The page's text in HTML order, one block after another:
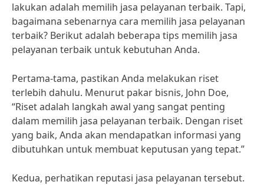
lakukan adalah memilih jasa pelayanan terbaik. Tapi,
bagaimana sebenarnya cara memilih jasa pelayanan
terbaik? Berikut adalah beberapa tips memilih jasa
pelayanan terbaik untuk kebutuhan Anda.
Pertama-tama, pastikan Anda melakukan riset
terlebih dahulu. Menurut pakar bisnis, John Doe,
“Riset adalah langkah awal yang sangat penting
dalam memilih jasa pelayanan terbaik. Dengan riset
yang baik, Anda akan mendapatkan informasi yang
dibutuhkan untuk membuat keputusan yang tepat.”
Kedua, perhatikan reputasi jasa pelayanan tersebut.